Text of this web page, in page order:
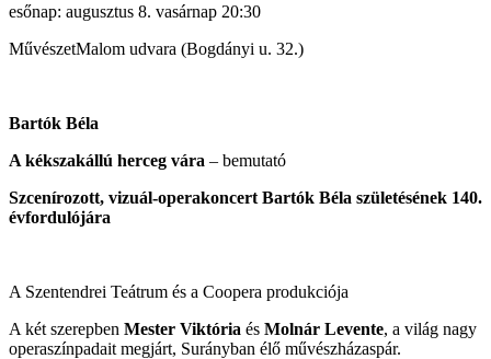
esőnap: augusztus 8. vasárnap 20:30
MűvészetMalom udvara (Bogdányi u. 32.)
Bartók Béla
A kékszakállú herceg vára – bemutató
Szcenírozott, vizuál-operakoncert Bartók Béla születésének 140.
évfordulójára
A Szentendrei Teátrum és a Coopera produkciója
A két szerepben Mester Viktória és Molnár Levente, a világ nagy
operaszínpadait megjárt, Surányban élő művészházaspár.